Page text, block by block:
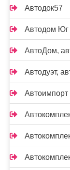
Автодок57
Автодом Юг
АвтоДом,
Автодуэт,
Автоимпорт